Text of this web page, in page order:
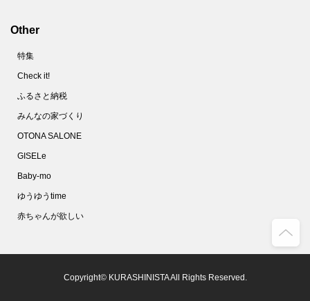
Other
特集
Check it!
ふるさと納税
みんなの家づくり
OTONA SALONE
GISELe
Baby-mo
ゆうゆうtime
赤ちゃんが欲しい
Copyright© KURASHINISTA All Rights Reserved.